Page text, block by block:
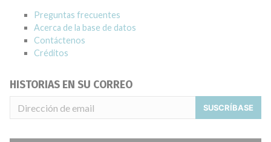
Preguntas frecuentes
Acerca de la base de datos
Contáctenos
Créditos
HISTORIAS EN SU CORREO
SUSCRÍBASE